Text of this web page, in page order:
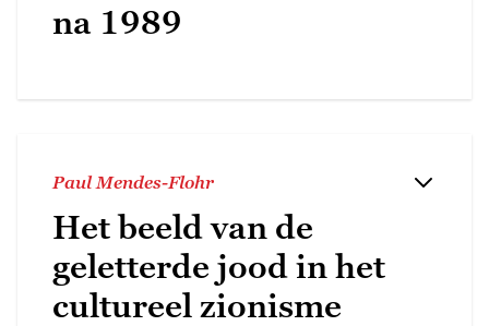
na 1989
Paul Mendes-Flohr
Het beeld van de
geletterde jood in het
cultureel zionisme